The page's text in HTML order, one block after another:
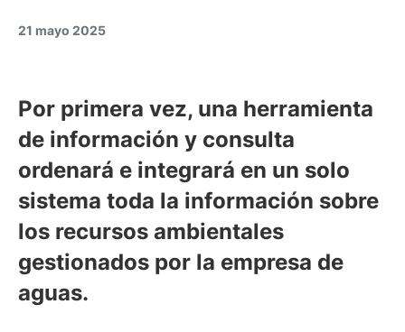
21 mayo 2025
Por primera vez, una herramienta
de información y consulta
ordenará e integrará en un solo
sistema toda la información sobre
los recursos ambientales
gestionados por la empresa de
aguas.